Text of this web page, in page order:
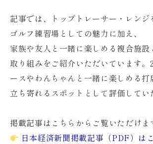
記事では、トップトレーサー・レンジ
ゴルフ練習場としての魅力に加え、
家族や友人と一緒に楽しめる複合施設
取り組みをご紹介いただいています
ースやわんちゃんと一緒に楽しめる打
立ち寄れるスポットとして評価してい
掲載記事はこちらからご覧いただけま
日本経済新聞掲載記事（PDF）は